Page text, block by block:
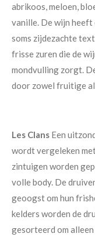
abrikoos, meloen,
vanille. De wijn heeft
soms zijdezachte
frisse zuren die de
mondvulling zorgt.
door zowel fruitige
Les Clans Een
wordt vergeleken
zintuigen worden
volle body. De
geoogst om hun
kelders worden de
gesorteerd om